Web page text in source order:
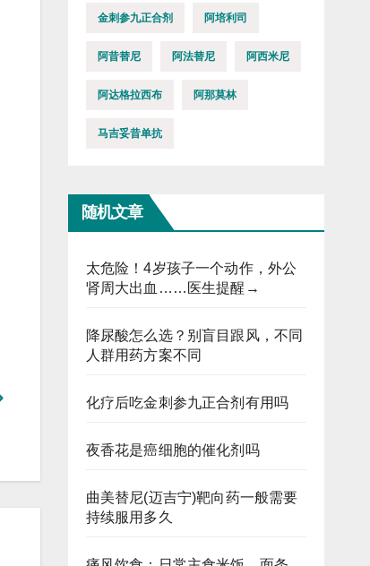
金刺参九正合剂 阿培利司
阿昔替尼 阿法替尼 阿西米尼
阿达格拉西布 阿那莫林
马吉妥昔单抗
随机文章
太危险！4岁孩子一个动作，外公
肾周大出血……医生提醒→
降尿酸怎么选？别盲目跟风，不同
人群用药方案不同
化疗后吃金刺参九正合剂有用吗
夜香花是癌细胞的催化剂吗
曲美替尼(迈吉宁)靶向药一般需要
持续服用多久